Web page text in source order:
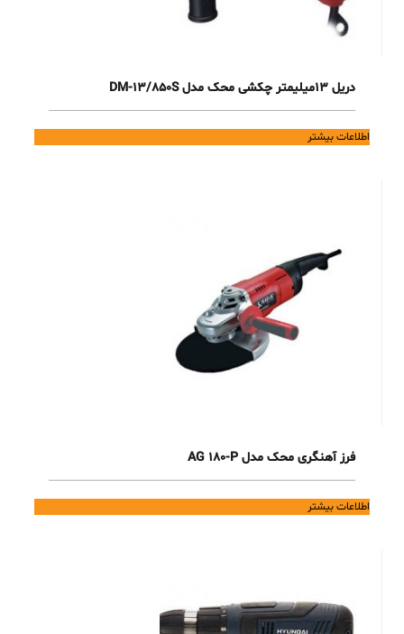
دریل 13میلیمتر چکشی محک مدل DM-13/850S
اطلاعات بیشتر
فرز آهنگری محک مدل AG 180-P
اطلاعات بیشتر